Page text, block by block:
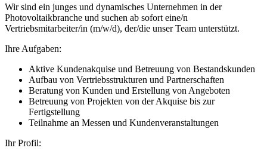
Wir sind ein junges und dynamisches Unternehmen in der
Photovoltaikbranche und suchen ab sofort eine/n
Vertriebsmitarbeiter/in (m/w/d), der/die unser Team unterstützt.
Ihre Aufgaben:
Aktive Kundenakquise und Betreuung von Bestandskunden
Aufbau von Vertriebsstrukturen und Partnerschaften
Beratung von Kunden und Erstellung von Angeboten
Betreuung von Projekten von der Akquise bis zur
Fertigstellung
Teilnahme an Messen und Kundenveranstaltungen
Ihr Profil: